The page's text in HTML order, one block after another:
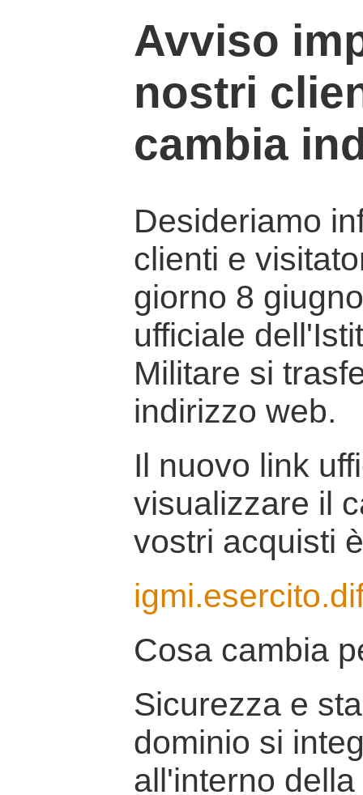
Avviso
nostri
cambia
Desideriamo
clienti e
giorno 8
ufficiale
Militare si
indirizzo web.
Il nuovo link
visualizzare il
vostri acquisti
Cosa cambia
Sicurezza e
dominio si
all'interno